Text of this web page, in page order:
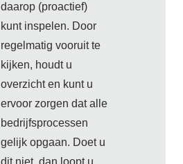
daarop (proactief)
kunt inspelen. Door
regelmatig vooruit te
kijken, houdt u
overzicht en kunt u
ervoor zorgen dat alle
bedrijfsprocessen
gelijk opgaan. Doet u